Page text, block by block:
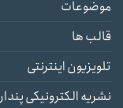
موضوعات
قالب ها
تلویزیون اینترنتی
نشریه الکترونیکی پندار